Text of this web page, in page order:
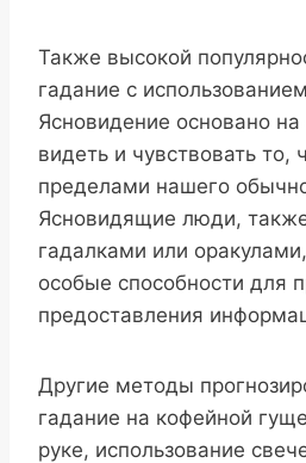
Также высокой
гадание с
Ясновидение основано на
видеть и чувствовать то,
пределами нашего
Ясновидящие люди,
гадалками или
особые способности для
предоставления
Другие методы
гадание на кофейной
руке, использование